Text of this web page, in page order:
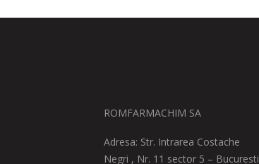
ROMFARMACHIM SA
Adresa: Str. Intrarea Costache
Negri , Nr. 11 sector 5 – Bucuresti